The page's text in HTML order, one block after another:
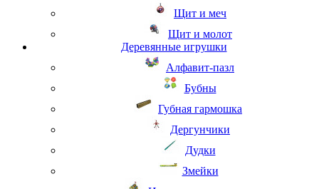
Щит и меч
Щит и молот
Деревянные игрушки
Алфавит-пазл
Бубны
Губная гармошка
Дергунчики
Дудки
Змейки